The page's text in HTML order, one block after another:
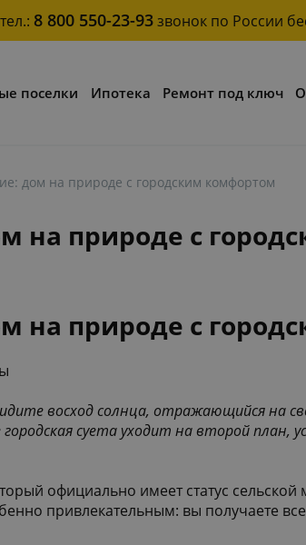
тел.: 8 800 550-23-93звонок по России
поселки Ипотека Ремонт под ключ
дом на природе с городским комфортом
на природе с
на природе с
восход солнца, отражающийся на
суета уходит на второй план,
официально имеет статус сельской
привлекательным: вы получаете